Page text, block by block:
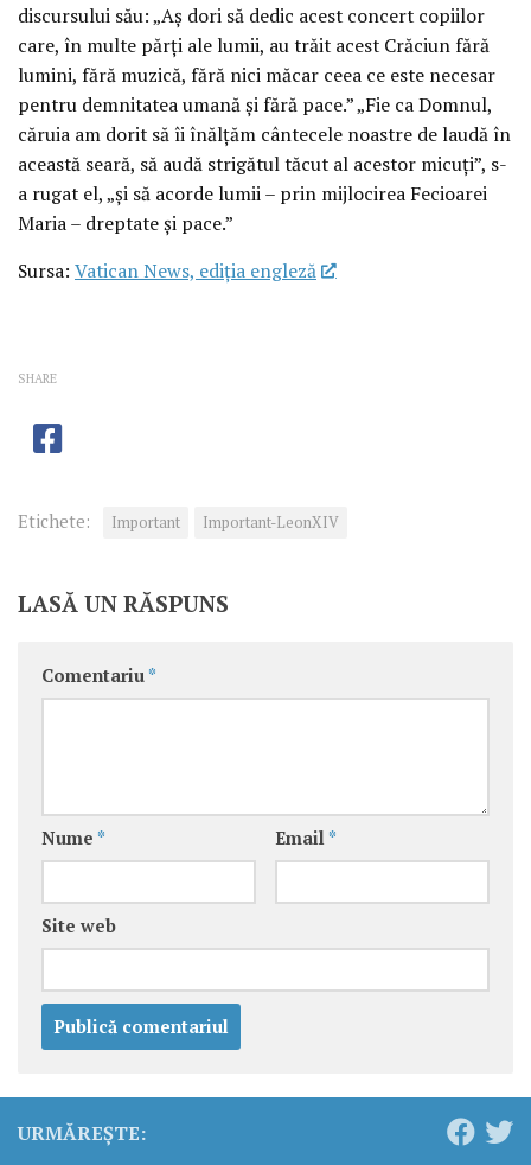
discursului său: „Aș dori să dedic acest concert copiilor
care, în multe părți ale lumii, au trăit acest Crăciun fără
lumini, fără muzică, fără nici măcar ceea ce este necesar
pentru demnitatea umană și fără pace.” „Fie ca Domnul,
căruia am dorit să îi înălțăm cântecele noastre de laudă în
această seară, să audă strigătul tăcut al acestor micuți”, s-
a rugat el, „și să acorde lumii – prin mijlocirea Fecioarei
Maria – dreptate și pace.”
Sursa: Vatican News, ediția engleză
SHARE
Etichete: Important Important-LeonXIV
LASĂ UN RĂSPUNS
Comentariu *
Nume * Email *
Site web
URMĂREȘTE: